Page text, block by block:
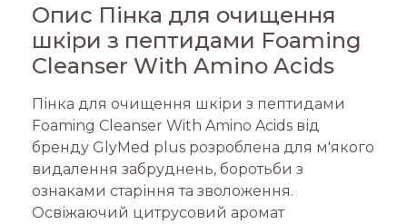
Опис Пінка для очищення
шкіри з пептидами Foaming
Cleanser With Amino Acids
Пінка для очищення шкіри з пептидами
Foaming Cleanser With Amino Acids від
бренду GlyMed plus розроблена для м'якого
видалення забруднень, боротьби з
ознаками старіння та зволоження.
Освіжаючий цитрусовий аромат